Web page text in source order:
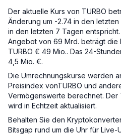
Der aktuelle Kurs von TURBO
Änderung um -2.74 in den
in den letzten 7 Tagen
Angebot von 69 Mrd. beträgt die
TURBO € 49 Mio.. Das 24-
4,5 Mio. €.
Die Umrechnungskurse werden
Preisindex vonTURBO und
Vermögenswerte berechnet. Der
wird in Echtzeit aktualisiert.
Behalten Sie den
Bitsgap rund um die Uhr für